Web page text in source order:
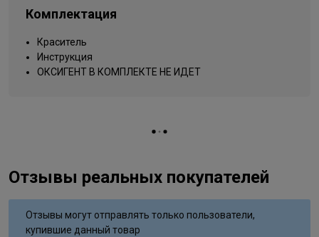
Упаковка товара
Комплектация
Краситель
Инструкция
ОКСИГЕНТ В КОМПЛЕКТЕ НЕ ИДЕТ
Отзывы реальных покупателей
Отзывы могут отправлять только пользователи,
купившие данный товар